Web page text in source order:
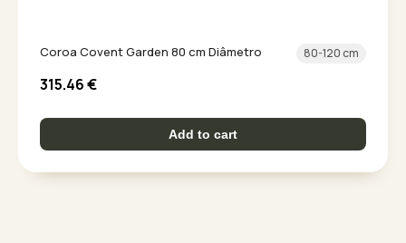
Coroa Covent Garden 80 cm Diâmetro 80-120 cm
315.46€
Add to cart